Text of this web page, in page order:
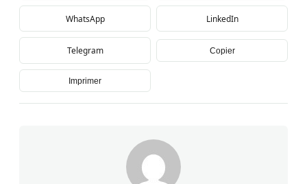
WhatsApp LinkedIn
Telegram Copier
Imprimer